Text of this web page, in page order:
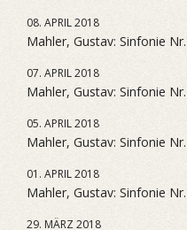
08. APRIL 2018
Mahler, Gustav: Sinfonie
07. APRIL 2018
Mahler, Gustav: Sinfonie
05. APRIL 2018
Mahler, Gustav: Sinfonie
01. APRIL 2018
Mahler, Gustav: Sinfonie
29. MÄRZ 2018